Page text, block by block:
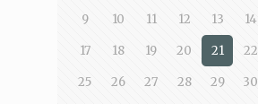
9 10 11 12 13 14
17 18 19 20 21 22
25 26 27 28 29 30